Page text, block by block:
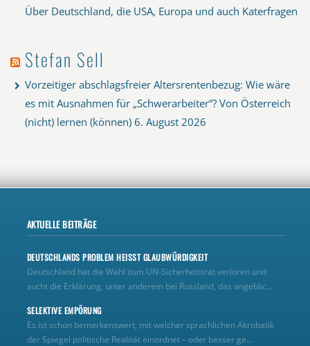
Über Deutschland, die USA, Europa und auch Katerfragen
Stefan Sell
Vorzeitiger abschlagsfreier Altersrentenbezug: Wie wäre
es mit Ausnahmen für „Schwerarbeiter“? Von Österreich
(nicht) lernen (können) 6. August 2026
AKTUELLE BEITRÄGE
DEUTSCHLANDS PROBLEM HEISST GLAUBWÜRDIGKEIT
Deutschland hat die Wahl zum UN‑Sicherheitsrat verloren und
sucht die Erklärung, unter anderem bei Russland, das angeblic...
SELEKTIVE EMPÖRUNG
Es ist schon bemerkenswert, mit welcher sprachlichen Akrobatik
der Spiegel politische Realität einordnet – oder besser ge...